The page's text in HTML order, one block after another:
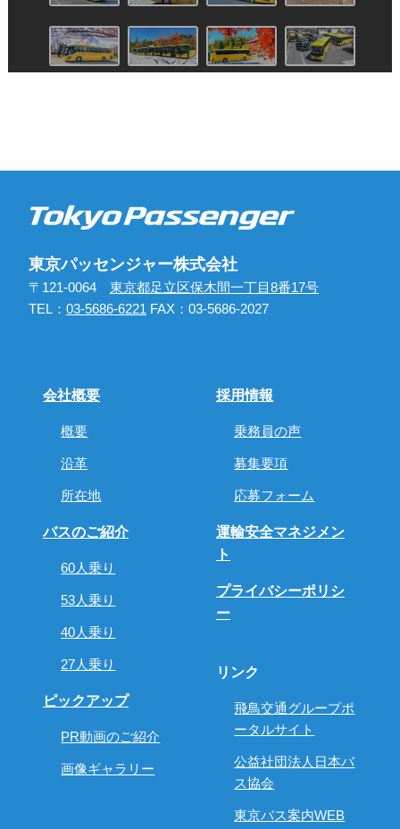
東京パッセンジャー株式会社
〒121‐0064 東京都足立区保木間一丁目8番17号
TEL： 03-5686-6221 FAX：03-5686-2027
会社概要
概要
沿革
所在地
バスのご紹介
60人乗り
53人乗り
40人乗り
27人乗り
ピックアップ
PR動画のご紹介
画像ギャラリー
採用情報
乗務員の声
募集要項
応募フォーム
運輸安全マネジメン
ト
プライバシーポリシ
ー
リンク
飛鳥交通グループポ
ータルサイト
公益社団法人日本バ
ス協会
東京バス案内WEB